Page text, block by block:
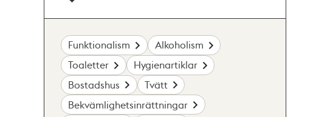
Funktionalism
Alkoholism
Toaletter
Hygienartiklar
Bostadshus
Tvätt
Bekvämlighetsinrättningar